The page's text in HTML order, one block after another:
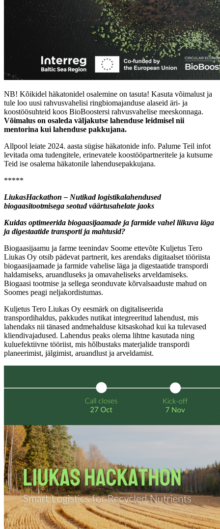
NB! Kõikidel häkatonidel osalemine on tasuta! Kasuta võimalust ja
tule loo uusi rahvusvahelisi ringbiomajanduse alaseid äri- ja
koostöösuhteid koos BioBoostersi rahvusvahelise meeskonnaga.
Võimalus on osaleda väljakutse lahenduse leidmisel nii
mentorina kui lahenduse pakkujana.
Allpool leiate 2024. aasta sügise häkatonide info. Palume Teil infot
levitada oma tudengitele, erinevatele koostööpartneritele ja kutsume
Teid ise osalema häkatonile lahendusepakkujana.
*****
LiukasHackathon – Nutikad logistikalahendused
biogaasitootmisega seotud väärtusahelate jaoks
Kuidas optimeerida biogaasijaamade ja farmide vahel liikuva läga
ja digestaatide transporti ja mahtusid?
Biogaasijaamu ja farme teenindav Soome ettevõte Kuljetus Tero
Liukas Oy otsib pädevat partnerit, kes arendaks digitaalset tööriista
biogaasijaamade ja farmide vahelise läga ja digestaatide transpordi
haldamiseks, aruandluseks ja omavaheliseks arveldamiseks.
Biogaasi tootmise ja sellega seonduvate kõrvalsaaduste mahud on
Soomes peagi neljakordistumas.
Kuljetus Tero Liukas Oy eesmärk on digitaliseerida
transpordihaldus, pakkudes nutikat integreeritud lahendust, mis
lahendaks nii tänased andmehalduse kitsaskohad kui ka tulevased
kliendivajadused. Lahendus peaks olema lihtne kasutada ning
kuluefektiivne tööriist, mis hõlbustaks materjalide transpordi
planeerimist, jälgimist, aruandlust ja arveldamist.